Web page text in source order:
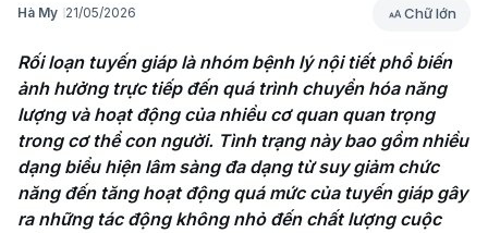
Hà My 21/05/2026 Chữ lớn
Rối loạn tuyến giáp là nhóm bệnh lý nội tiết phổ biến
ảnh hưởng trực tiếp đến quá trình chuyển hóa năng
lượng và hoạt động của nhiều cơ quan quan trọng
trong cơ thể con người. Tình trạng này bao gồm nhiều
dạng biểu hiện lâm sàng đa dạng từ suy giảm chức
năng đến tăng hoạt động quá mức của tuyến giáp gây
ra những tác động không nhỏ đến chất lượng cuộc